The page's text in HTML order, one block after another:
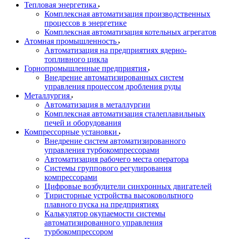
Тепловая энергетика
Комплексная автоматизация производственных
процессов в энергетике
Комплексная автоматизация котельных агрегатов
Атомная промышленность
Автоматизация на предприятиях ядерно-
топливного цикла
Горнопромышленные предприятия
Внедрение автоматизированных систем
управления процессом дробления руды
Металлургия
Автоматизация в металлургии
Комплексная автоматизация сталеплавильных
печей и оборудования
Компрессорные установки
Внедрение систем автоматизированного
управления турбокомпрессорами
Автоматизация рабочего места оператора
Системы группового регулирования
компрессорами
Цифровые возбудители синхронных двигателей
Тиристорные устройства высоковольтного
плавного пуска на предприятиях
Калькулятор окупаемости системы
автоматизированного управления
турбокомпрессором